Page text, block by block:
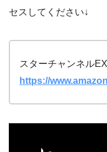
セスしてください↓
スターチャンネル
https://